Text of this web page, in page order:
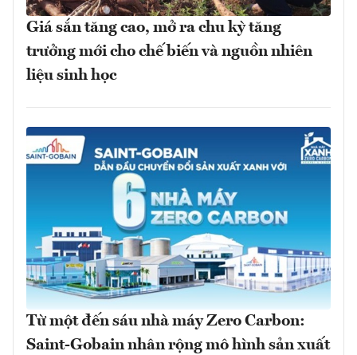
Giá sắn tăng cao, mở ra chu kỳ tăng
trưởng mới cho chế biến và nguồn nhiên
liệu sinh học
Từ một đến sáu nhà máy Zero Carbon:
Saint-Gobain nhân rộng mô hình sản xuất